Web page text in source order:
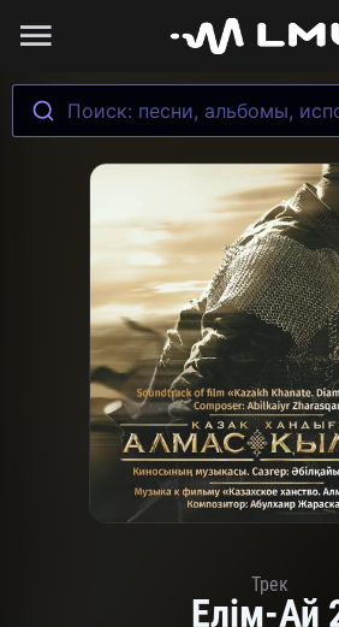
Поиск: песни, альбомы,
Трек
Елім-Ай